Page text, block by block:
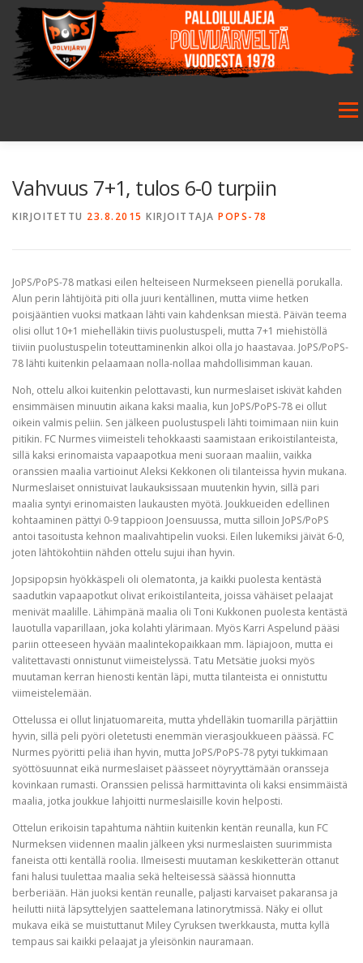
Siirry
sisältöön
GALLERIA
Vahvuus 7+1, tulos 6-0 turpiin
KIRJOITETTU 23.8.2015 KIRJOITTAJA POPS-78
JoPS/PoPS-78 matkasi eilen helteiseen Nurmekseen pienellä porukalla.
Alun perin lähtijöitä piti olla juuri kentällinen, mutta viime hetken
poisjääntien vuoksi matkaan lähti vain kahdenksan miestä. Päivän teema
olisi ollut 10+1 miehelläkin tiivis puolustuspeli, mutta 7+1 miehistöllä
tiiviin puolustuspelin toteuttaminenkin alkoi olla jo haastavaa. JoPS/PoPS-
78 lähti kuitenkin pelaamaan nolla-nollaa mahdollisimman kauan.
Noh, ottelu alkoi kuitenkin pelottavasti, kun nurmeslaiset iskivät kahden
ensimmäisen minuutin aikana kaksi maalia, kun JoPS/PoPS-78 ei ollut
oikein valmis peliin. Sen jälkeen puolustuspeli lähti toimimaan niin kuin
pitikin. FC Nurmes viimeisteli tehokkaasti saamistaan erikoistilanteista,
sillä kaksi erinomaista vapaapotkua meni suoraan maaliin, vaikka
oranssien maalia vartioinut Aleksi Kekkonen oli tilanteissa hyvin mukana.
Nurmeslaiset onnistuivat laukauksissaan muutenkin hyvin, sillä pari
maalia syntyi erinomaisten laukausten myötä. Joukkueiden edellinen
kohtaaminen pättyi 0-9 tappioon Joensuussa, mutta silloin JoPS/PoPS
antoi tasoitusta kehnon maalivahtipelin vuoksi. Eilen lukemiksi jäivät 6-0,
joten lähtökohtiin nähden ottelu sujui ihan hyvin.
Jopsipopsin hyökkäspeli oli olematonta, ja kaikki puolesta kentästä
saadutkin vapaapotkut olivat erikoistilanteita, joissa vähäiset pelaajat
menivät maalille. Lähimpänä maalia oli Toni Kukkonen puolesta kentästä
lauotulla vaparillaan, joka kolahti ylärimaan. Myös Karri Aspelund pääsi
pariin otteeseen hyvään maalintekopaikkaan mm. läpiajoon, mutta ei
valitettavasti onnistunut viimeistelyssä. Tatu Metsätie juoksi myös
muutaman kerran hienosti kentän läpi, mutta tilanteista ei onnistuttu
viimeistelemään.
Ottelussa ei ollut linjatuomareita, mutta yhdelläkin tuomarilla pärjättiin
hyvin, sillä peli pyöri oletetusti enemmän vierasjoukkueen päässä. FC
Nurmes pyöritti peliä ihan hyvin, mutta JoPS/PoPS-78 pytyi tukkimaan
syöttösuunnat eikä nurmeslaiset päässeet nöyryyttämään oransseja
kovinkaan rumasti. Oranssien pelissä harmittavinta oli kaksi ensimmäistä
maalia, jotka joukkue lahjoitti nurmeslaisille kovin helposti.
Ottelun erikoisin tapahtuma nähtiin kuitenkin kentän reunalla, kun FC
Nurmeksen viidennen maalin jälkeen yksi nurmeslaisten suurimmista
faneista otti kentällä roolia. Ilmeisesti muutaman keskiketterän ottanut
fani halusi tuulettaa maalia sekä helteisessä säässä hionnutta
berberiään. Hän juoksi kentän reunalle, paljasti karvaiset pakaransa ja
heilutti niitä läpsyttelyjen saattelemana latinorytmissä. Näky ei ollut
mukava eikä se muistuttanut Miley Cyruksen twerkkausta, mutta kyllä
tempaus sai kaikki pelaajat ja yleisönkin nauramaan.